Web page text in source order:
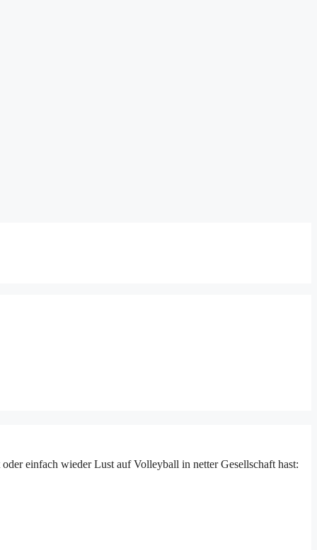
einfach wieder Lust auf Volleyball in netter Gesellschaft hast: